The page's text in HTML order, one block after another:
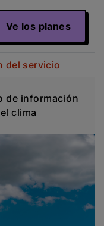
Ve los planes
del servicio
de información
clima